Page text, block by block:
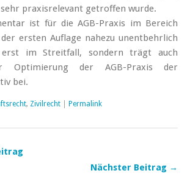
sehr praxisrelevant getroffen wurde.
ist für die AGB-Praxis im Bereich
ersten Auflage nahezu unentbehrlich
im Streitfall, sondern trägt auch
Optimierung der AGB-Praxis der
bei.
, Zivilrecht Permalink
Nächster Beitrag →